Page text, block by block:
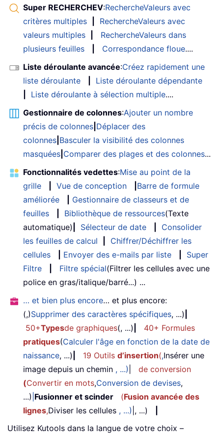
Super RECHERCHEV:RechercheValeurs avec
critères multiples
RechercheValeurs avec
valeurs multiples
RechercheValeurs dans
plusieurs feuilles
Correspondance floue....
Liste déroulante avancée:Créez rapidement une
liste déroulante
Liste déroulante dépendante
Liste déroulante à sélection multiple....
Gestionnaire de colonnes:Ajouter un nombre
précis de colonnes Déplacer des
colonnes Basculer la visibilité des colonnes
masquées Comparer des plages et des colonnes...
Fonctionnalités vedettes:Mise au point de la
grille
Vue de conception
Barre de formule
améliorée
Gestionnaire de classeurs et de
feuilles
Bibliothèque de ressources(Texte
automatique)
Sélecteur de date
Consolider
les feuilles de calcul
Chiffrer/Déchiffrer les
cellules
Envoyer des e-mails par liste
Super
Filtre
Filtre spécial(Filtrer les cellules avec une
police en gras/italique/barré...) ...
… et bien plus encore… et plus encore:
(,)Supprimer des caractères spécifiques, ...)
50+Typesde graphiques(, ...)
40+ Formules
pratiques(Calculer l'âge en fonction de la date de
naissance, ...) 19 Outils d’insertion(,Insérer une
image depuis un chemin , ...)
de conversion
(Convertir en mots,Conversion de devises,
...) Fusionner et scinder (Fusion avancée des
lignes,Diviser les cellules , ...) |, ...)
Utilisez Kutools dans la langue de votre choix –